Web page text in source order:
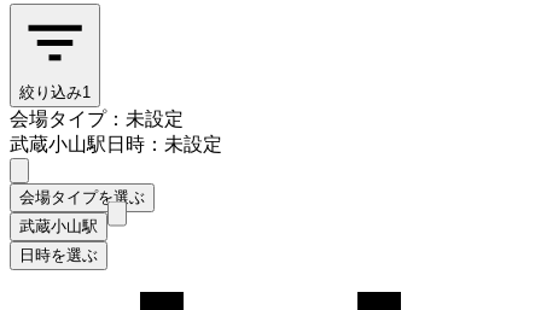
絞り込み1
会場タイプ：未設定
武蔵小山駅日時：未設定
会場タイプを選ぶ
武蔵小山駅
日時を選ぶ